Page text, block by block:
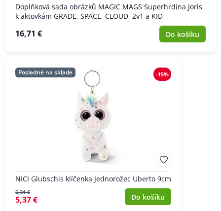
Doplňková sada obrázků MAGIC MAGS Superhrdina Joris
k aktovkám GRADE, SPACE, CLOUD, 2v1 a KID
16,71 € Do košíku
Posledné na sklade -15%
NICI Glubschis klíčenka Jednorožec Uberto 9cm
6,31 €
5,37 € Do košíku